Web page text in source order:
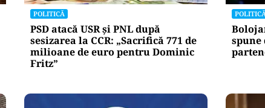
POLITICĂ
PSD atacă USR și PNL după
sesizarea la CCR: „Sacrifică 771 de
milioane de euro pentru Dominic
Fritz”
POLITICĂ
spune